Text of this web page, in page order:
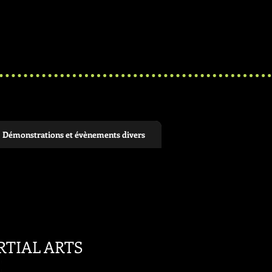
Démonstrations et évènements divers
ARTS